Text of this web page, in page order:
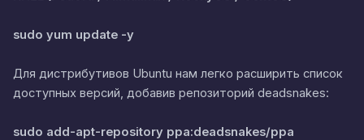
sudo yum update -y
Для дистрибутивов Ubuntu нам легко расширить список
доступных версий, добавив репозиторий deadsnakes:
sudo add-apt-repository ppa:deadsnakes/ppa